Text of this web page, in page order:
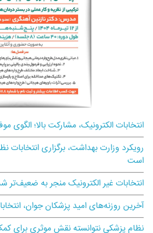
انتخابات الکترونیک، مشارکت بالا؛
رویکرد وزارت بهداشت، برگزاری انتخابات
است
انتخابات غیر الکترونیک منجر به
آخرین روزنه‌های امید پزشکان جوان،
نظام پزشکی نتوانسته نقش موثری برای